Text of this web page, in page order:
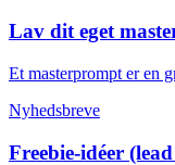
Lav dit eget
Et masterprompt er en
Nyhedsbreve
Freebie-idéer